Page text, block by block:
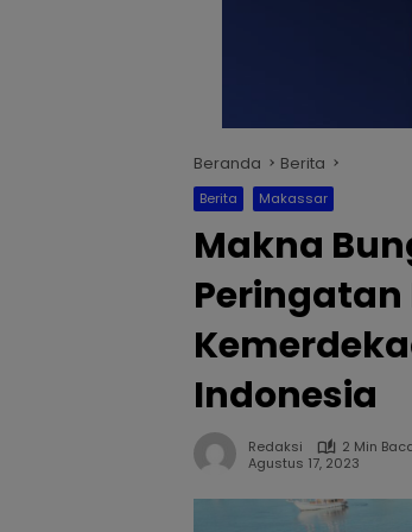
Beranda Berita
Berita Makassar
Makna
Peringatan
Indonesia
Redaksi
2 Min
Agustus 17, 2023